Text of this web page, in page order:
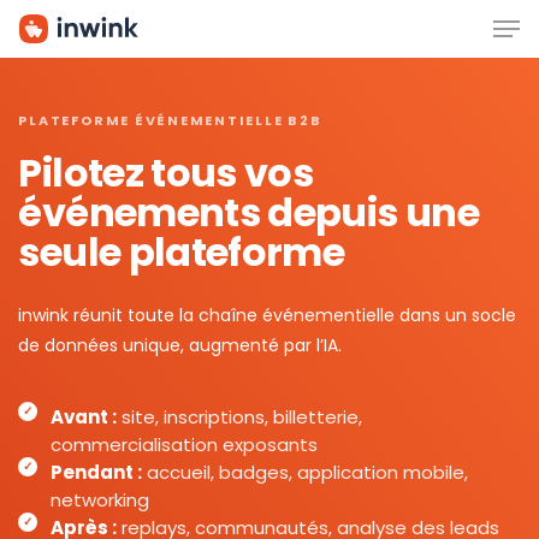
Skip
PLATEFORME ÉVÉNEMENTIELLE B2B
Pilotez tous vos
événements depuis une
seule plateforme
inwink réunit toute la chaîne événementielle dans un socle
de données unique, augmenté par l’IA.
Avant :site, inscriptions, billetterie,
commercialisation exposants
Pendant :accueil, badges, application mobile,
networking
Après :replays, communautés, analyse des leads